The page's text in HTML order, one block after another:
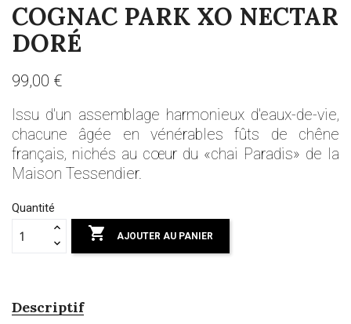
COGNAC PARK XO NECTAR
DORÉ
99,00 €
Issu d'un assemblage harmonieux d'eaux-de-vie,
chacune âgée en vénérables fûts de chêne
français, nichés au cœur du «chai Paradis» de la
Maison Tessendier.
Quantité
 AJOUTER AU PANIER
Descriptif